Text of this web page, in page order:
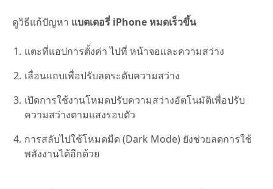
ดูวิธีแก้ปัญหา แบตเตอรี่ iPhone หมดเร็วขึ้น
แตะที่แอปการตั้งค่า ไปที่ หน้าจอและความสว่าง
เลื่อนแถบเพื่อปรับลดระดับความสว่าง
เปิดการใช้งานโหมดปรับความสว่างอัตโนมัติเพื่อปรับ
ความสว่างตามแสงรอบตัว
การสลับไปใช้โหมดมืด (Dark Mode) ยังช่วยลดการใช้
พลังงานได้อีกด้วย